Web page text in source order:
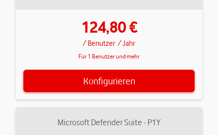
124,80 €
/ Benutzer / Jahr
Für 1 Benutzer und mehr
Konfigurieren
Microsoft Defender Suite - P1Y